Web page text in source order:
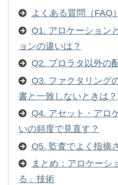
よくある質問（FAQ）
Q1. アロケーション
ョンの違いは？
Q2. プロラタ以外の
Q3. ファクタリング
書と一致しないときは？
Q4. アセット・アロ
いの頻度で見直す？
Q5. 監査でよく指摘
まとめ：アロケーシ
る」技術